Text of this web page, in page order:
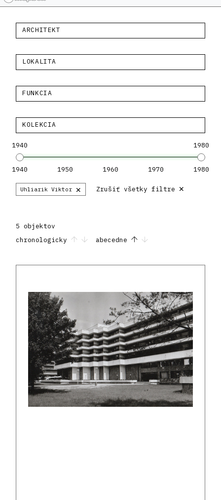
ARCHITEKT
LOKALITA
FUNKCIA
KOLEKCIA
1940 1980
1940 1950 1960 1970 1980
Uhliarik Viktor × Zrušiť všetky filtre ×
5 objektov
chronologicky
abecedne